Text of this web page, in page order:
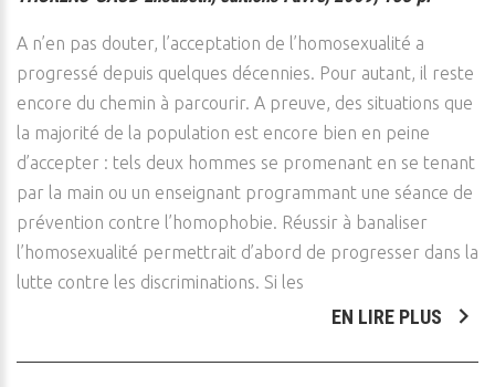
A n’en pas douter, l’acceptation de l’homosexualité a
progressé depuis quelques décennies. Pour autant, il reste
encore du chemin à parcourir. A preuve, des situations que
la majorité de la population est encore bien en peine
d’accepter : tels deux hommes se promenant en se tenant
par la main ou un enseignant programmant une séance de
prévention contre l’homophobie. Réussir à banaliser
l’homosexualité permettrait d’abord de progresser dans la
lutte contre les discriminations. Si les
EN LIRE PLUS